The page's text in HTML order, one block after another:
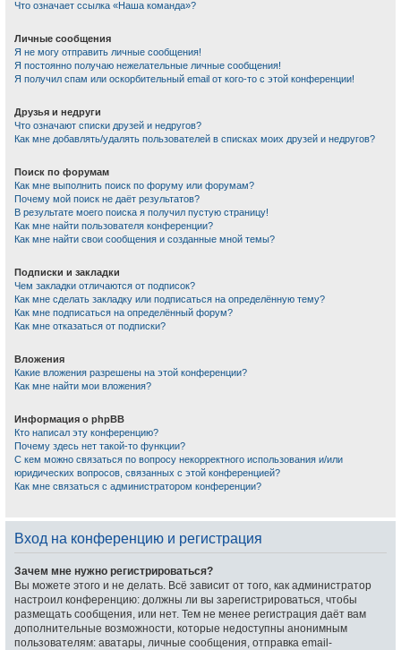
Что означает ссылка «Наша команда»?
Личные сообщения
Я не могу отправить личные сообщения!
Я постоянно получаю нежелательные личные сообщения!
Я получил спам или оскорбительный email от кого-то с этой конференции!
Друзья и недруги
Что означают списки друзей и недругов?
Как мне добавлять/удалять пользователей в списках моих друзей и недругов?
Поиск по форумам
Как мне выполнить поиск по форуму или форумам?
Почему мой поиск не даёт результатов?
В результате моего поиска я получил пустую страницу!
Как мне найти пользователя конференции?
Как мне найти свои сообщения и созданные мной темы?
Подписки и закладки
Чем закладки отличаются от подписок?
Как мне сделать закладку или подписаться на определённую тему?
Как мне подписаться на определённый форум?
Как мне отказаться от подписки?
Вложения
Какие вложения разрешены на этой конференции?
Как мне найти мои вложения?
Информация о phpBB
Кто написал эту конференцию?
Почему здесь нет такой-то функции?
С кем можно связаться по вопросу некорректного использования и/или
юридических вопросов, связанных с этой конференцией?
Как мне связаться с администратором конференции?
Вход на конференцию и регистрация
Зачем мне нужно регистрироваться?
Вы можете этого и не делать. Всё зависит от того, как администратор
настроил конференцию: должны ли вы зарегистрироваться, чтобы
размещать сообщения, или нет. Тем не менее регистрация даёт вам
дополнительные возможности, которые недоступны анонимным
пользователям: аватары, личные сообщения, отправка email-